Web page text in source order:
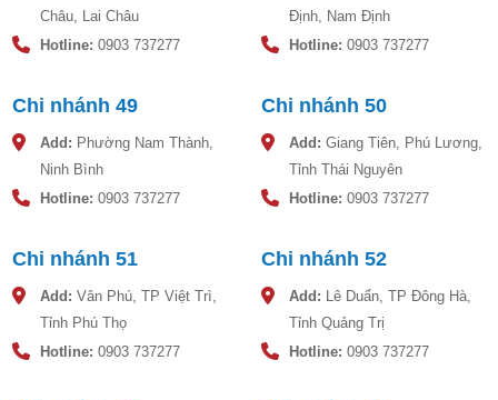
Châu, Lai Châu
Hotline: 0903 737277
Định, Nam Định
Hotline: 0903 737277
Chi nhánh 49
Add: Phường Nam Thành,
Ninh Bình
Hotline: 0903 737277
Chi nhánh 50
Add: Giang Tiên, Phú Lương,
Tỉnh Thái Nguyên
Hotline: 0903 737277
Chi nhánh 51
Add: Vân Phú, TP Việt Trì,
Tỉnh Phú Thọ
Hotline: 0903 737277
Chi nhánh 52
Add: Lê Duẩn, TP Đông Hà,
Tỉnh Quảng Trị
Hotline: 0903 737277